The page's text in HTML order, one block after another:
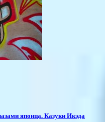
японца. Казуки Икэда